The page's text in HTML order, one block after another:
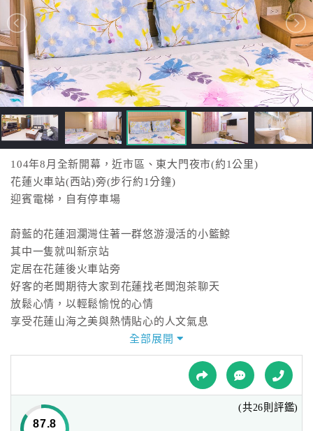
訂
房
直
接
跟
飯
店
訂
房
HOT
特
色
民
宿
球
104年8月全新開幕，近市區、東大門夜市(約1公里)
花蓮火車站(西站)旁(步行約1分鐘)
迎賓電梯，自有停車場
蔚藍的花蓮洄瀾灣住著一群悠游漫活的小籃鯨
其中一隻就叫新京站
定居在花蓮後火車站旁
好客的老闆期待大家到花蓮找老闆泡茶聊天
放鬆心情，以輕鬆愉悅的心情
享受花蓮山海之美與熱情貼心的人文氣息
不管您到花蓮是商務出差、旅遊或愛上花蓮的理由是什麼
到花蓮記得來新京站歇歇腳、喝杯茶～
全部展開
87.8
(共26則評鑑)